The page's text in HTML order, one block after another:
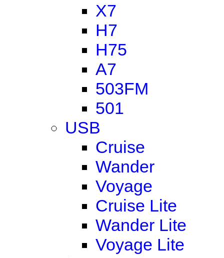
X7
H7
H75
A7
503FM
501
USB
Cruise
Wander
Voyage
Cruise Lite
Wander Lite
Voyage Lite